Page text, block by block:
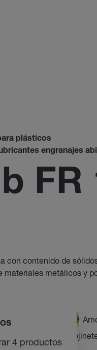
plásticos
engranajes
FR
con contenido de
materiales metálicos y
Temperaturas
4 productos